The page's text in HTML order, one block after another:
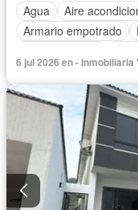
Agua
Aire
Armario empotrado
Estacionamiento
Seguridad
Sin
6 jul 2026 en - Inmobiliaria